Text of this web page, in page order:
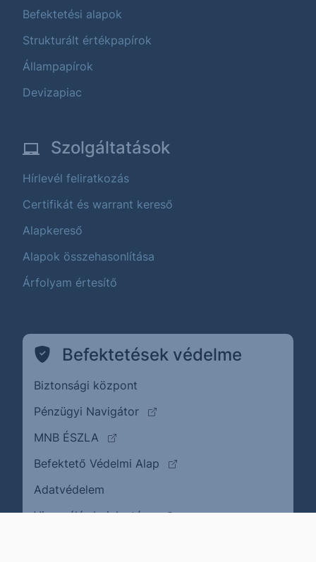
Befektetési alapok
Strukturált értékpapírok
Állampapírok
Devizapiac
Szolgáltatások
Hírlevél feliratkozás
Certifikát és warrant kereső
Alapkereső
Alapok összehasonlítása
Árfolyam értesítő
Befektetések védelme
Biztonsági központ
Pénzügyi Navigátor
(külső oldalra ugrik)
MNB ÉSZLA
(külső oldalra ugrik)
Befektető Védelmi Alap
(külső oldalra ugrik)
Adatvédelem
Visszaélés bejelentése(külső oldalra ugrik)